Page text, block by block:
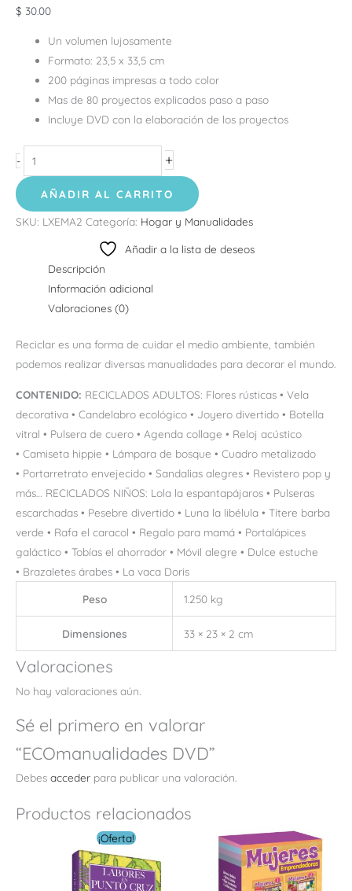
$ 30.00
Un volumen lujosamente
Formato: 23,5 x 33,5 cm
200 páginas impresas a todo color
Mas de 80 proyectos explicados paso a paso
Incluye DVD con la elaboración de los proyectos
- +
AÑADIR AL CARRITO
SKU: LXEMA2 Categoría: Hogar y Manualidades
Añadir a la lista de deseos
Descripción
Información adicional
Valoraciones (0)
Reciclar es una forma de cuidar el medio ambiente, también
podemos realizar diversas manualidades para decorar el mundo.
CONTENIDO: RECICLADOS ADULTOS: Flores rústicas • Vela
decorativa • Candelabro ecológico • Joyero divertido • Botella
vitral • Pulsera de cuero • Agenda collage • Reloj acústico
• Camiseta hippie • Lámpara de bosque • Cuadro metalizado
• Portarretrato envejecido • Sandalias alegres • Revistero pop y
más… RECICLADOS NIÑOS: Lola la espantapájaros • Pulseras
escarchadas • Pesebre divertido • Luna la libélula • Títere barba
verde • Rafa el caracol • Regalo para mamá • Portalápices
galáctico • Tobías el ahorrador • Móvil alegre • Dulce estuche
• Brazaletes árabes • La vaca Doris
Peso 1.250 kg
Dimensiones 33 × 23 × 2 cm
Valoraciones
No hay valoraciones aún.
Sé el primero en valorar
“ECOmanualidades DVD”
Debes acceder para publicar una valoración.
Productos relacionados
¡Oferta!
El
precio
original
era:
$ 28.00.
actual
es:
$ 10.00.